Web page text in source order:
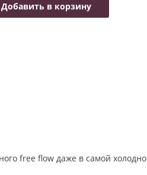
Добавить в корзину
free flow даже в самой